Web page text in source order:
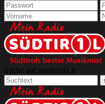
Suche auf suedtirol1.it